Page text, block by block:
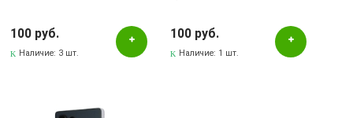
100 руб.
Наличие: 3 шт.
100 руб.
Наличие: 1 шт.